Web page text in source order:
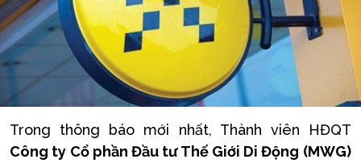
Trong thông báo mới nhất, Thành viên HĐQT
Công ty Cổ phần Đầu tư Thế Giới Di Động (MWG)